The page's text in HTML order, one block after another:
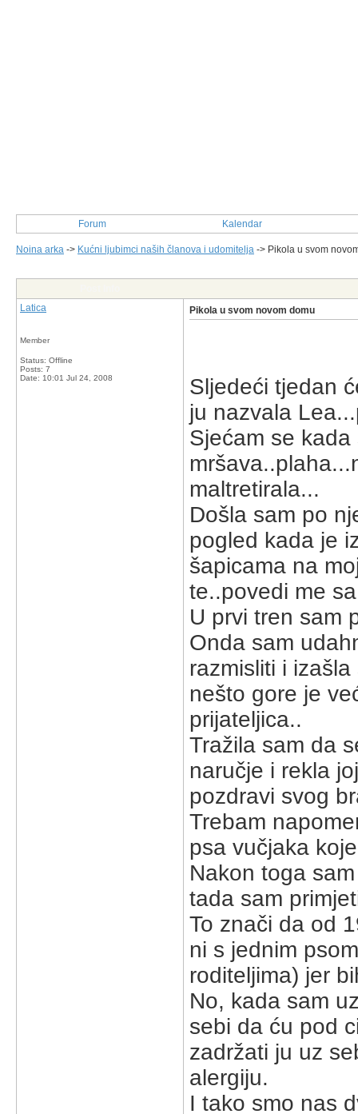
Forum Kalendar
Noina arka -> Kućni ljubimci naših članova i udomitelja -> Pikola u svom
Latica
Member
Status: Offline
Posts: 7
Date: 10:01 Jul 24, 2008
Pikola u svom novom domu
Sljedeći tjedan
ju nazvala
Sjećam se
maltretirala...
Došla sam po
pogled kada je
šapicama na
te..povedi me
U prvi tren sam
Onda sam
razmisliti i
nešto gore je
prijateljica..
Tražila sam da
naručje i rekla
pozdravi svog
Trebam
psa vučjaka
Nakon toga
tada sam
To znači da od
ni s jednim
roditeljima) jer
No, kada sam
sebi da ću pod
zadržati ju uz
alergiju.
I tako smo nas